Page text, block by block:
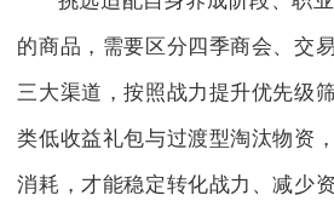
的商品，需要区分四季商会、交
三大渠道，按照战力提升优先级
类低收益礼包与过渡型淘汰物资
消耗，才能稳定转化战力、减少